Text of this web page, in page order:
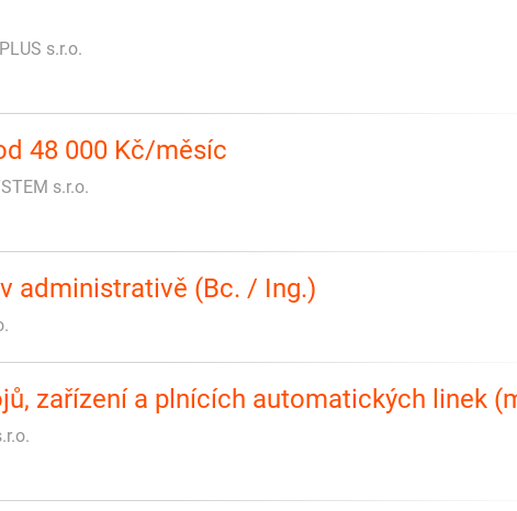
s.r.o.
48 000 Kč/měsíc
s.r.o.
administrativě (Bc. / Ing.)
zařízení a plnících automatických linek